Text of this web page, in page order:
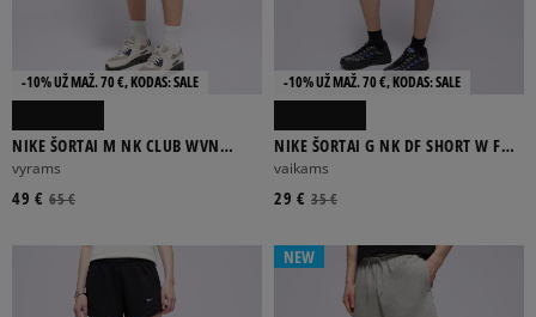
-10% UŽ MAŽ. 70 €, KODAS: SALE
NIKE ŠORTAI M NK CLUB WVN
CARGO SHORT
vyrams
65 €
49 €
-10% UŽ MAŽ. 70 €, KODAS: SALE
NIKE ŠORTAI G NK DF SHORT W FM
SPORT GIRL
vaikams
35 €
29 €
NEW